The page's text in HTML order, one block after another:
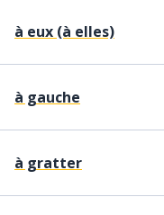
à eux (à elles)
à gauche
à gratter